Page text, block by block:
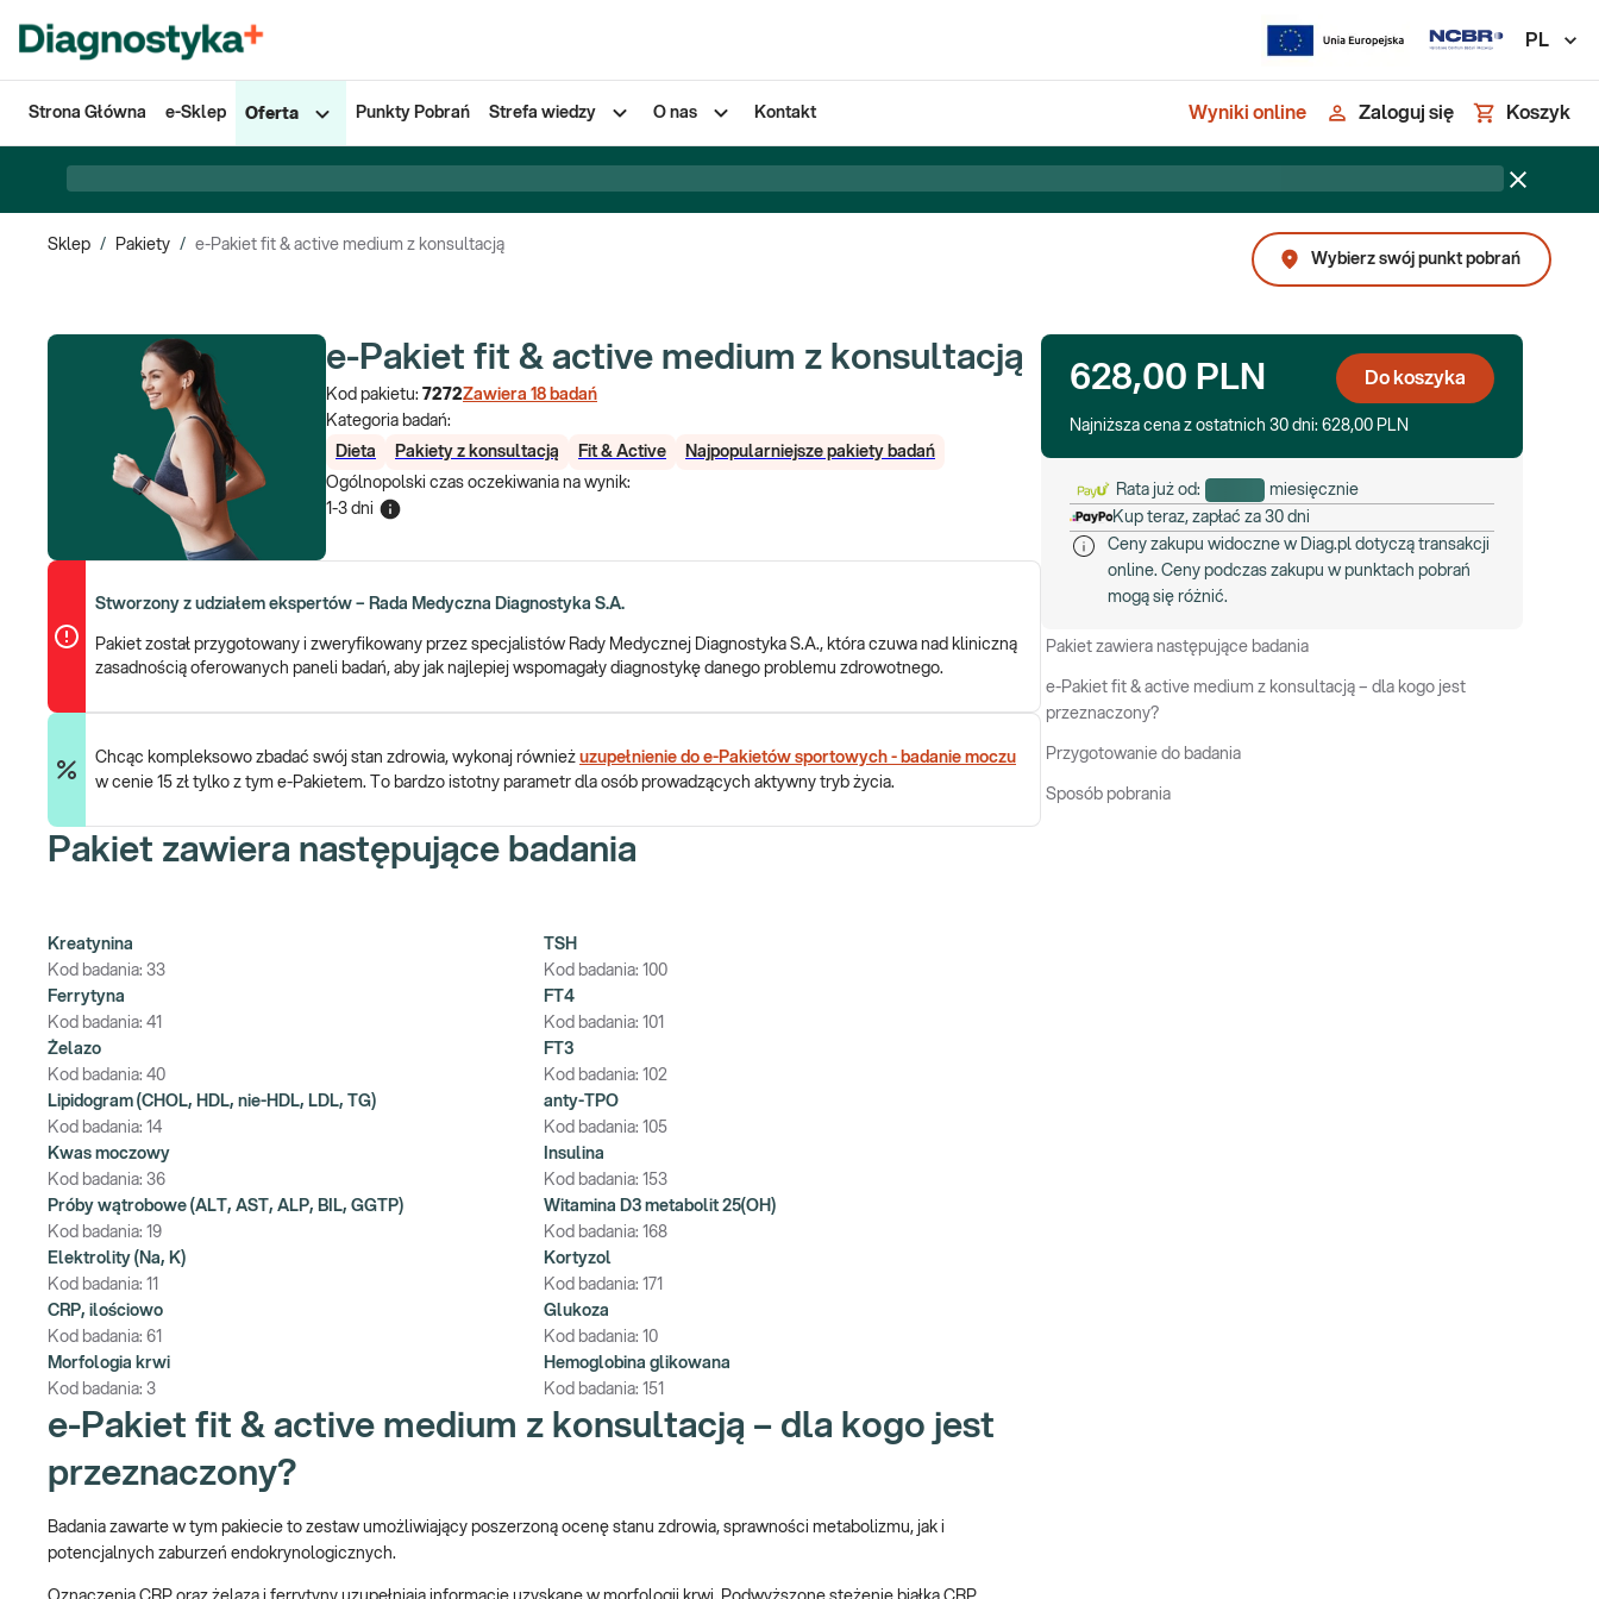
PL
Strona Główna e-Sklep Oferta Punkty Pobrań Strefa wiedzy O nas Kontakt Wyniki online Zaloguj się Koszyk
Sklep / Pakiety / e-Pakiet fit & active medium z konsultacją
Wybierz swój punkt pobrań
e-Pakiet fit & active medium z konsultacją
Kod pakietu: 7272Zawiera 18 badań
Kategoria badań:
Dieta
Pakiety z konsultacją Fit & Active
Najpopularniejsze pakiety badań
Ogólnopolski czas oczekiwania na wynik:
1-3 dni
Stworzony z udziałem ekspertów – Rada Medyczna Diagnostyka S.A.
Pakiet został przygotowany i zweryfikowany przez specjalistów Rady Medycznej Diagnostyka S.A., która czuwa nad kliniczną
zasadnością oferowanych paneli badań, aby jak najlepiej wspomagały diagnostykę danego problemu zdrowotnego.
Chcąc kompleksowo zbadać swój stan zdrowia, wykonaj również uzupełnienie do e-Pakietów sportowych - badanie moczu
w cenie 15 zł tylko z tym e-Pakietem. To bardzo istotny parametr dla osób prowadzących aktywny tryb życia.
Pakiet zawiera następujące badania
Kreatynina
Kod badania: 33
Ferrytyna
Kod badania: 41
Żelazo
Kod badania: 40
Lipidogram (CHOL, HDL, nie-HDL, LDL, TG)
Kod badania: 14
Kwas moczowy
Kod badania: 36
Próby wątrobowe (ALT, AST, ALP, BIL, GGTP)
Kod badania: 19
Elektrolity (Na, K)
Kod badania: 11
CRP, ilościowo
Kod badania: 61
Morfologia krwi
Kod badania: 3
TSH
Kod badania: 100
FT4
Kod badania: 101
FT3
Kod badania: 102
anty-TPO
Kod badania: 105
Insulina
Kod badania: 153
Witamina D3 metabolit 25(OH)
Kod badania: 168
Kortyzol
Kod badania: 171
Glukoza
Kod badania: 10
Hemoglobina glikowana
Kod badania: 151
e-Pakiet fit & active medium z konsultacją – dla kogo jest
przeznaczony?
Badania zawarte w tym pakiecie to zestaw umożliwiający poszerzoną ocenę stanu zdrowia, sprawności metabolizmu, jak i
potencjalnych zaburzeń endokrynologicznych.
628,00 PLN Do koszyka
Najniższa cena z ostatnich 30 dni: 628,00 PLN
Rata już od:
miesięcznie
Kup teraz, zapłać za 30 dni
Ceny zakupu widoczne w Diag.pl dotyczą transakcji
online. Ceny podczas zakupu w punktach pobrań
mogą się różnić.
Pakiet zawiera następujące badania
e-Pakiet fit & active medium z konsultacją – dla kogo jest
przeznaczony?
Przygotowanie do badania
Sposób pobrania